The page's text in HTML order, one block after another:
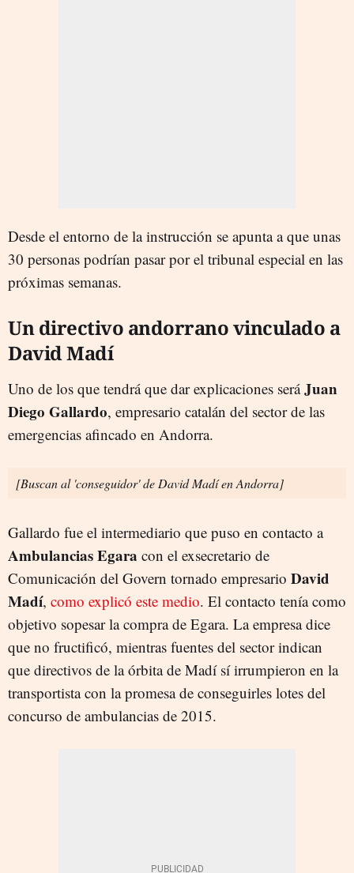
Desde el entorno de la instrucción se apunta a que unas
30 personas podrían pasar por el tribunal especial en las
próximas semanas.
Un directivo andorrano vinculado a
David Madí
Uno de los que tendrá que dar explicaciones seráJuan
Diego Gallardo, empresario catalán del sector de las
emergencias afincado en Andorra.
[Buscan al 'conseguidor' de David Madí en Andorra]
Gallardo fue el intermediario que puso en contacto a
Ambulancias Egara con el exsecretario de
Comunicación del Govern tornado empresario David
Madí, como explicó este medio. El contacto tenía como
objetivo sopesar la compra de Egara. La empresa dice
que no fructificó, mientras fuentes del sector indican
que directivos de la órbita de Madí sí irrumpieron en la
transportista con la promesa de conseguirles lotes del
concurso de ambulancias de 2015.